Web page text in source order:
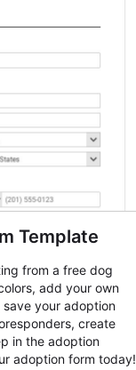
Template
from a free dog
add your own
your adoption
create
in the adoption
adoption form today!